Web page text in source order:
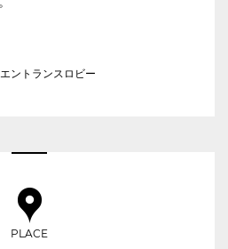
ントランスロビー
PLACE